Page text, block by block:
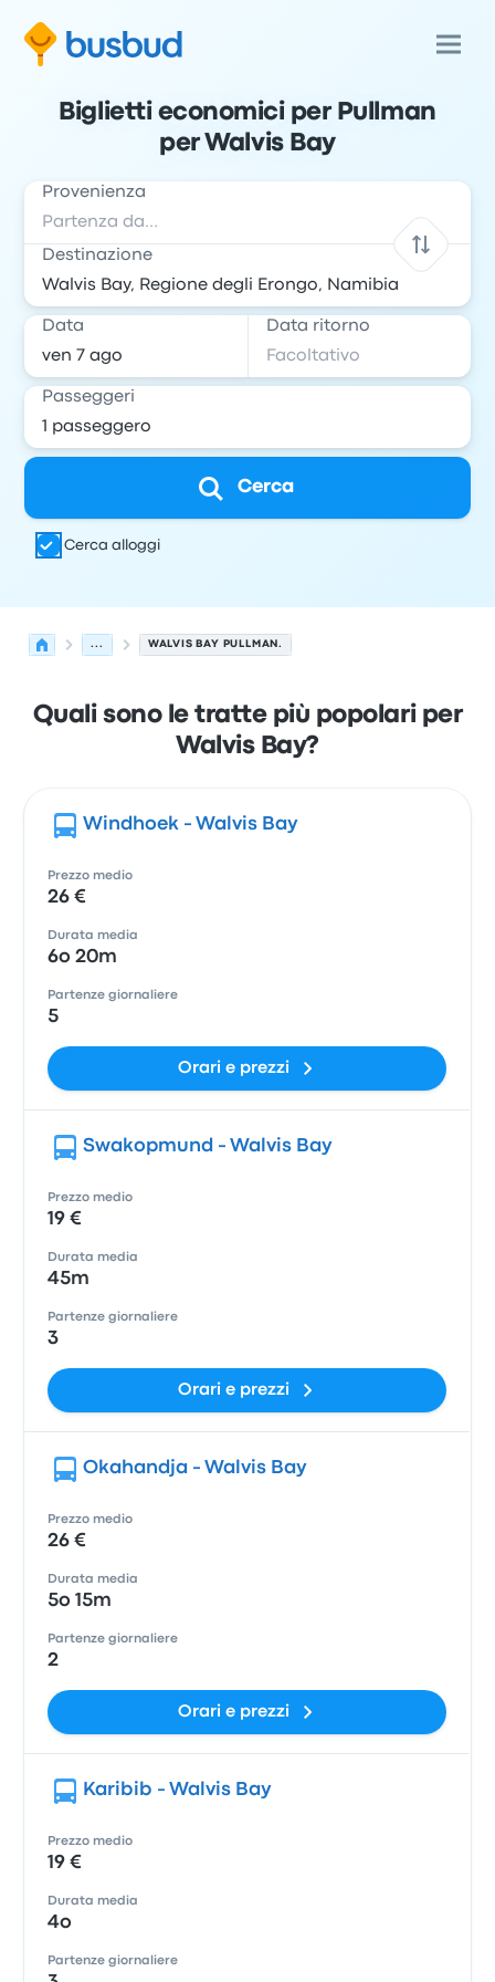
Biglietti economici per Pullman
per Walvis Bay
Provenienza
Destinazione
Data Data ritorno
Passeggeri
Cerca
Cerca alloggi
... WALVIS BAY PULLMAN.
Quali sono le tratte più popolari per
Walvis Bay?
Windhoek - Walvis Bay
Prezzo medio
26 €
Durata media
6o 20m
Partenze giornaliere
5
Orari e prezzi
Swakopmund - Walvis Bay
Prezzo medio
19 €
Durata media
45m
Partenze giornaliere
3
Orari e prezzi
Okahandja - Walvis Bay
Prezzo medio
26 €
Durata media
5o 15m
Partenze giornaliere
2
Orari e prezzi
Karibib - Walvis Bay
Prezzo medio
19 €
Durata media
4o
Partenze giornaliere